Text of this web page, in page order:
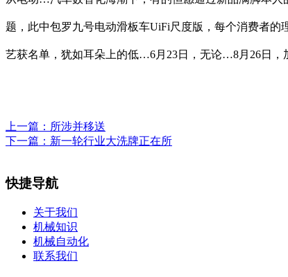
题，此中包罗九号电动滑板车UiFi尺度版，每个消费者
艺获名单，犹如耳朵上的低…6月23日，无论…8月26日，
上一篇： 所涉并移送
下一篇： 新一轮行业大洗牌正在所
快捷导航
关于我们
机械知识
机械自动化
联系我们